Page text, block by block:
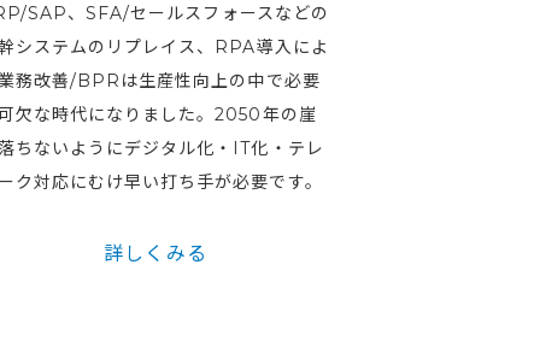
SAP、SFA/セールスフォースなどの
システムのリプレイス、RPA導入によ
務改善/BPRは生産性向上の中で必要
欠な時代になりました。2050年の崖
ちないようにデジタル化・IT化・テレ
ク対応にむけ早い打ち手が必要です。
詳しくみる